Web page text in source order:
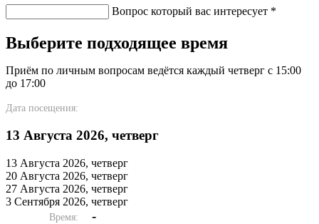
Вопрос который вас интересует *
Выберите подходящее время
Приём по личным вопросам ведётся каждый четверг с 15:00
до 17:00
Дата посещения:
13 Августа 2026, четверг
13 Августа 2026, четверг
20 Августа 2026, четверг
27 Августа 2026, четверг
3 Сентября 2026, четверг
Время: -